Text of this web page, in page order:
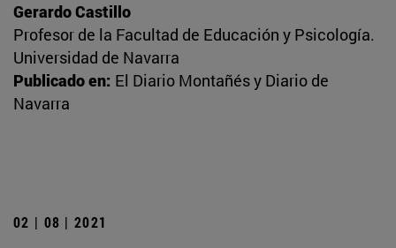
Gerardo Castillo
Profesor de la Facultad de Educación y Psicología.
Universidad de Navarra
Publicado en: El Diario Montañés y Diario de
Navarra
02 | 08 | 2021